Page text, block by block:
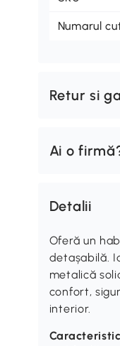
Numarul
Retur si
Ai o
Detalii
Oferă un
detașabilă.
metalică
confort,
interior.